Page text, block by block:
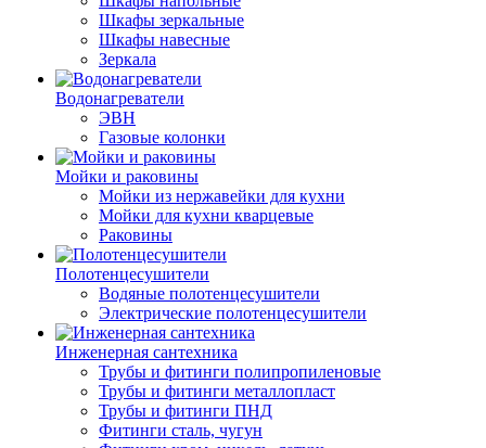
Шкафы зеркальные
Шкафы навесные
Зеркала
Водонагреватели
ЭВН
Газовые колонки
Мойки и раковины
Мойки из нержавейки для кухни
Мойки для кухни кварцевые
Раковины
Полотенцесушители
Водяные полотенцесушители
Электрические полотенцесушители
Инженерная сантехника
Трубы и фитинги полипропиленовые
Трубы и фитинги металлопласт
Трубы и фитинги ПНД
Фитинги сталь, чугун